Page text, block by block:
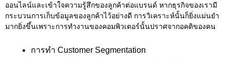
ออนไลน์และเข้าใจความรู้สึกของลูกค้าต่อแบรนด์ หากธุรกิจของเรามี
กระบวนการเก็บข้อมูลของลูกค้าไว้อย่างดี การวิเคราะห์นั้นก็ยิ่งแม่นยำ
มากยิ่งขึ้นเพราะการทำงานของคอมพิวเตอร์นั้นปราศจากอคติของคน
การทำ Customer Segmentation